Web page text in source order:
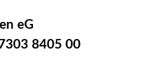
eG
8405 00